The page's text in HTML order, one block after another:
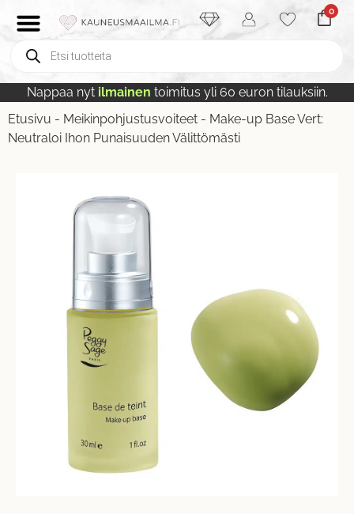
0
Nappaa nyt ilmainen toimitus yli 60 euron tilauksiin.
Etusivu - Meikinpohjustusvoiteet - Make-up Base Vert:
Neutraloi Ihon Punaisuuden Välittömästi